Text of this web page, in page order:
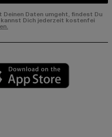
Daten umgeht, findest Du
Dich jederzeit kostenfei